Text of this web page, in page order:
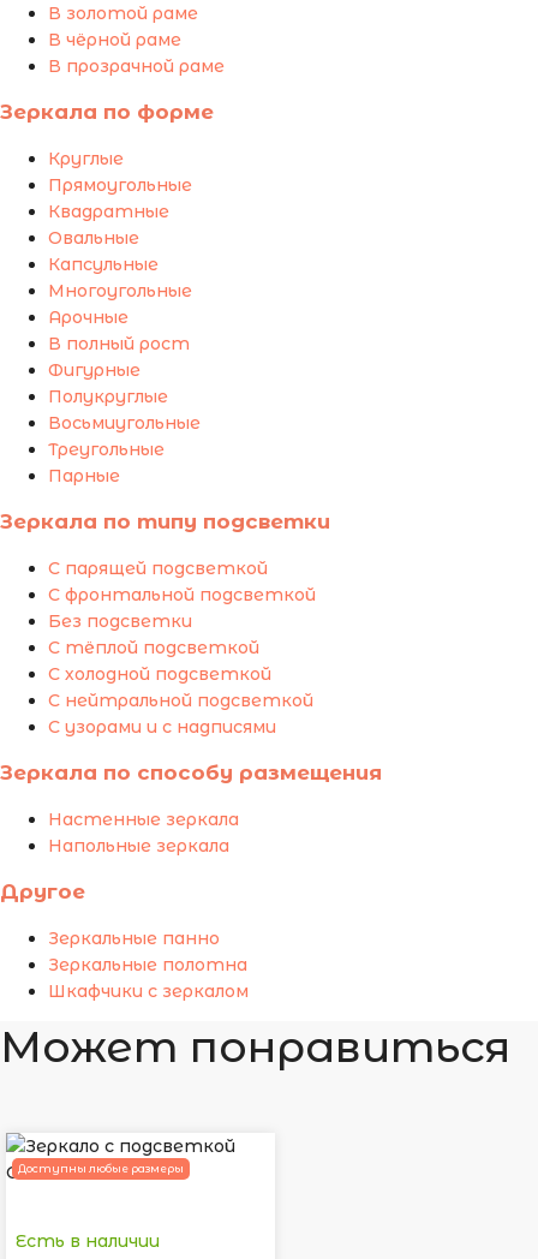
В золотой раме
В чёрной раме
В прозрачной раме
Зеркала по форме
Круглые
Прямоугольные
Квадратные
Овальные
Капсульные
Многоугольные
Арочные
В полный рост
Фигурные
Полукруглые
Восьмиугольные
Треугольные
Парные
Зеркала по типу подсветки
С парящей подсветкой
С фронтальной подсветкой
Без подсветки
С тёплой подсветкой
С холодной подсветкой
С нейтральной подсветкой
С узорами и с надписями
Зеркала по способу размещения
Настенные зеркала
Напольные зеркала
Другое
Зеркальные панно
Зеркальные полотна
Шкафчики с зеркалом
Может понравиться
Доступны любые размеры
Есть в наличии